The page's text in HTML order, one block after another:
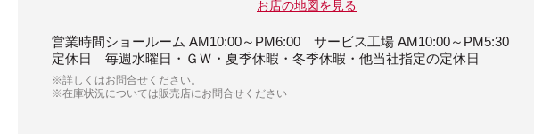
お店の地図を見る
営業時間ショールーム AM10:00～PM6:00 サービス工場 AM10:00～PM5:30
定休日
毎週水曜日・ＧＷ・夏季休暇・冬季休暇・他当社指定の定休日
※詳しくはお問合せください。
※在庫状況については販売店にお問合せください